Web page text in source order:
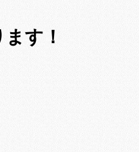
す！